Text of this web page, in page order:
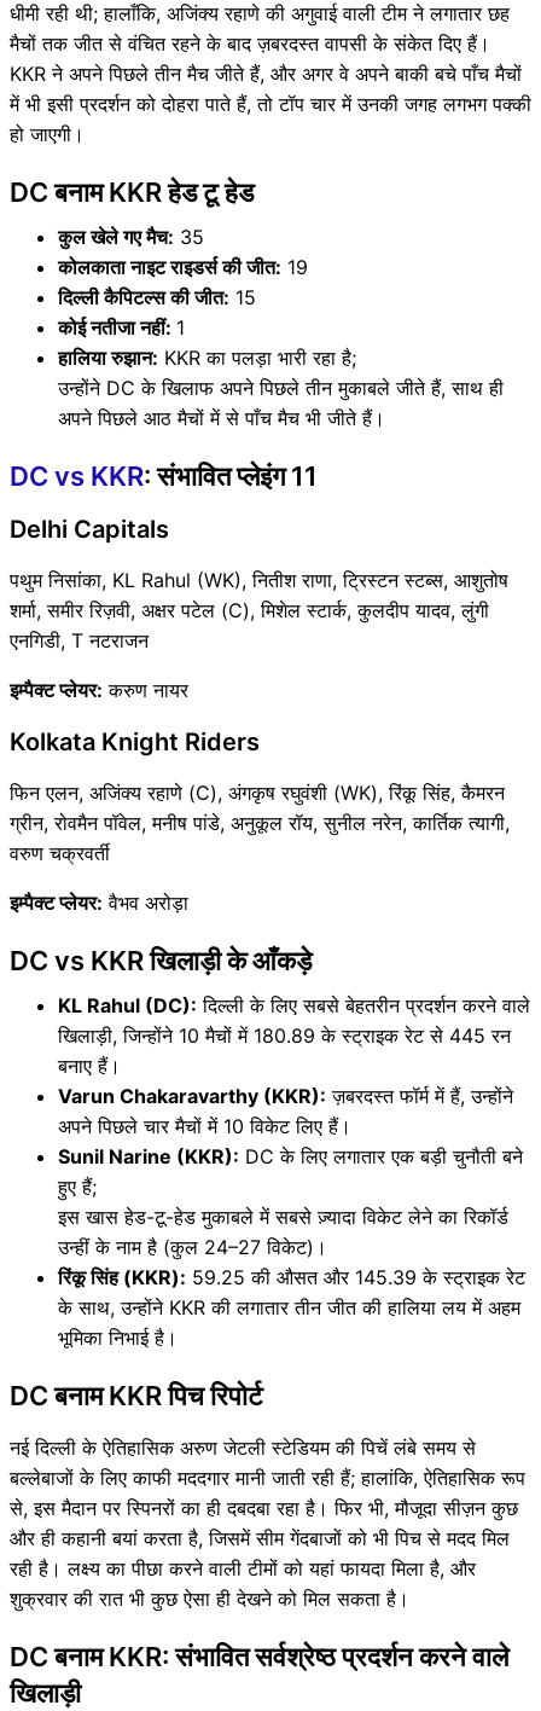
धीमी रही थी; हालाँकि, अजिंक्य रहाणे की अगुवाई वाली टीम ने लगातार छह
मैचों तक जीत से वंचित रहने के बाद ज़बरदस्त वापसी के संकेत दिए हैं।
KKR ने अपने पिछले तीन मैच जीते हैं, और अगर वे अपने बाकी बचे पाँच मैचों
में भी इसी प्रदर्शन को दोहरा पाते हैं, तो टॉप चार में उनकी जगह लगभग पक्की
हो जाएगी।
DC बनाम KKR हेड टू हेड
कुल खेले गए मैच: 35
कोलकाता नाइट राइडर्स की जीत: 19
दिल्ली कैपिटल्स की जीत: 15
कोई नतीजा नहीं: 1
हालिया रुझान: KKR का पलड़ा भारी रहा है;
उन्होंने DC के खिलाफ अपने पिछले तीन मुकाबले जीते हैं, साथ ही
अपने पिछले आठ मैचों में से पाँच मैच भी जीते हैं।
DC vs KKR: संभावित प्लेइंग 11
Delhi Capitals
पथुम निसांका, KL Rahul (WK), नितीश राणा, ट्रिस्टन स्टब्स, आशुतोष
शर्मा, समीर रिज़वी, अक्षर पटेल (C), मिशेल स्टार्क, कुलदीप यादव, लुंगी
एनगिडी, T नटराजन
इम्पैक्ट प्लेयर: करुण नायर
Kolkata Knight Riders
फिन एलन, अजिंक्य रहाणे (C), अंगकृष रघुवंशी (WK), रिंकू सिंह, कैमरन
ग्रीन, रोवमैन पॉवेल, मनीष पांडे, अनुकूल रॉय, सुनील नरेन, कार्तिक त्यागी,
वरुण चक्रवर्ती
इम्पैक्ट प्लेयर: वैभव अरोड़ा
DC vs KKR खिलाड़ी के आँकड़े
KL Rahul (DC): दिल्ली के लिए सबसे बेहतरीन प्रदर्शन करने वाले
खिलाड़ी, जिन्होंने 10 मैचों में 180.89 के स्ट्राइक रेट से 445 रन
बनाए हैं।
Varun Chakaravarthy (KKR): ज़बरदस्त फॉर्म में हैं, उन्होंने
अपने पिछले चार मैचों में 10 विकेट लिए हैं।
Sunil Narine (KKR): DC के लिए लगातार एक बड़ी चुनौती बने
हुए हैं;
इस खास हेड-टू-हेड मुकाबले में सबसे ज़्यादा विकेट लेने का रिकॉर्ड
उन्हीं के नाम है (कुल 24–27 विकेट)।
रिंकू सिंह (KKR): 59.25 की औसत और 145.39 के स्ट्राइक रेट
के साथ, उन्होंने KKR की लगातार तीन जीत की हालिया लय में अहम
भूमिका निभाई है।
DC बनाम KKR पिच रिपोर्ट
नई दिल्ली के ऐतिहासिक अरुण जेटली स्टेडियम की पिचें लंबे समय से
बल्लेबाजों के लिए काफी मददगार मानी जाती रही हैं; हालांकि, ऐतिहासिक रूप
से, इस मैदान पर स्पिनरों का ही दबदबा रहा है। फिर भी, मौजूदा सीज़न कुछ
और ही कहानी बयां करता है, जिसमें सीम गेंदबाजों को भी पिच से मदद मिल
रही है। लक्ष्य का पीछा करने वाली टीमों को यहां फायदा मिला है, और
शुक्रवार की रात भी कुछ ऐसा ही देखने को मिल सकता है।
DC बनाम KKR: संभावित सर्वश्रेष्ठ प्रदर्शन करने वाले
खिलाड़ी